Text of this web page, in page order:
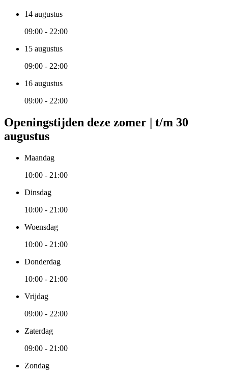
14 augustus
09:00 - 22:00
15 augustus
09:00 - 22:00
16 augustus
09:00 - 22:00
Openingstijden deze zomer | t/m 30
augustus
Maandag
10:00 - 21:00
Dinsdag
10:00 - 21:00
Woensdag
10:00 - 21:00
Donderdag
10:00 - 21:00
Vrijdag
09:00 - 22:00
Zaterdag
09:00 - 21:00
Zondag